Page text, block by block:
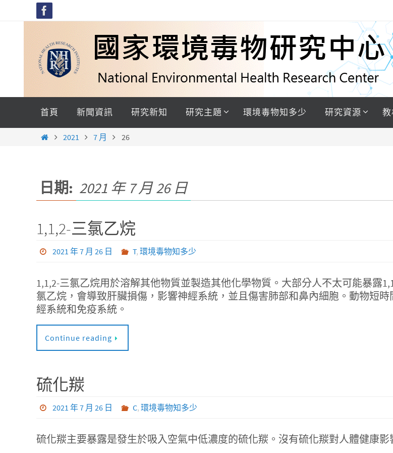
content
首頁 新聞資訊 研究新知 研究主題 環境毒物知多少 研究資源
Home2021 7 月 26
日期: 2021 年 7 月 26 日
1,1,2-三氯乙烷
2021 年 7 月 26 日 T, 環境毒物知多少
1,1,2-三氯乙烷用於溶解其他物質並製造其他化學物質。大部分人不太可能暴露
氯乙烷，會導致肝臟損傷，影響神經系統，並且傷害肺部和鼻內細胞。動物短
經系統和免疫系統。
Continue reading
硫化羰
2021 年 7 月 26 日 C, 環境毒物知多少
硫化羰主要暴露是發生於吸入空氣中低濃度的硫化羰。沒有硫化羰對人體健康